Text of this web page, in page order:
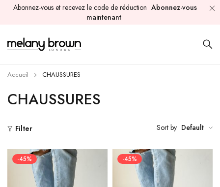
Abonnez-vous et recevez le code de réduction Abonnez-vous
maintenant
CHAUSSURES
Accueil CHAUSSURES
Filter Sort by Default
-45% -45%